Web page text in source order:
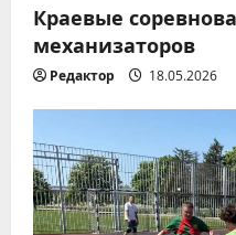
п
и
с
я
м
Краевые
механизаторов
Редактор 18.05.2026